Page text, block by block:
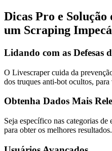
Dicas Pro e
um Scraping
Lidando com as Defesas
O Livescraper cuida da
dos truques anti-bot ocultos,
Obtenha Dados Mais
Seja específico nas categorias
para obter os melhores resultados.